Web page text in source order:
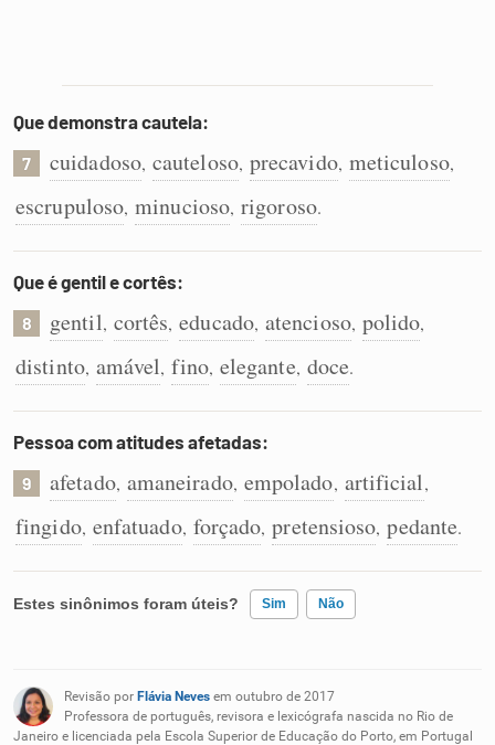
Que demonstra cautela:
7 cuidadoso, cauteloso, precavido, meticuloso,
escrupuloso, minucioso, rigoroso.
Que é gentil e cortês:
8 gentil, cortês, educado, atencioso, polido,
distinto, amável, fino, elegante, doce.
Pessoa com atitudes afetadas:
9 afetado, amaneirado, empolado, artificial,
fingido, enfatuado, forçado, pretensioso, pedante.
Estes sinônimos foram úteis? Sim Não
Nenhum dos sinônimos apresentados me ajudou
Revisão por Flávia Neves em outubro de 2017
Professora de português, revisora e lexicógrafa nascida no Rio de
Janeiro e licenciada pela Escola Superior de Educação do Porto, em Portugal